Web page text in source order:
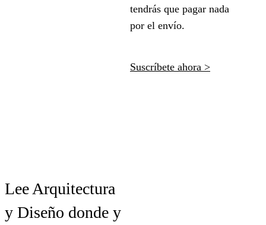
tendrás que pagar nada
por el envío.
Suscríbete ahora >
Lee Arquitectura
y Diseño donde y